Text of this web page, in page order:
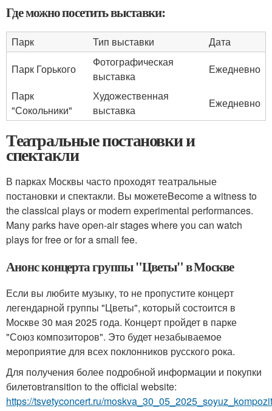
Где можно посетить выставки:
Парк Тип выставки
Дата
Парк Горького
Фотографическая
выставка
Ежедневно
Парк
"Сокольники"
Художественная
выставка
Ежедневно
Театральные постановки и
спектакли
В парках Москвы часто проходят театральные
постановки и спектакли. Вы можетеBecome a witness to
the classical plays or modern experimental performances.
Many parks have open-air stages where you can watch
plays for free or for a small fee.
Анонс концерта группы "Цветы" в Москве
Если вы любите музыку, то не пропустите концерт
легендарной группы "Цветы", который состоится в
Москве 30 мая 2025 года. Концерт пройдет в парке
"Союз композиторов". Это будет незабываемое
мероприятие для всех поклонников русского рока.
Для получения более подробной информации и покупки
билетовtransition to the official website:
https://tsvetyconcert.ru/